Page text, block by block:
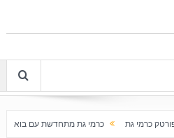
כרמי גת מתחדשת עם בוא האביב עלייה חדה